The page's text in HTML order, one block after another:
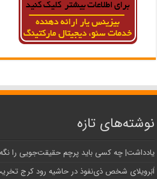
نوشته‌های تازه
یادداشت| ‌چه کسی باید پرچم حقیقت‌جویی را نگه
اَبَر‌ویلای شخص ذی‌نفوذ در حاشیه‌ رود کرج